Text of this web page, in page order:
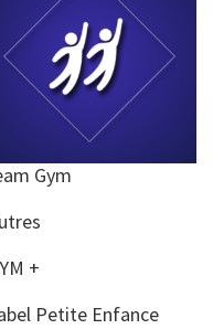
Gym
+
Petite Enfance